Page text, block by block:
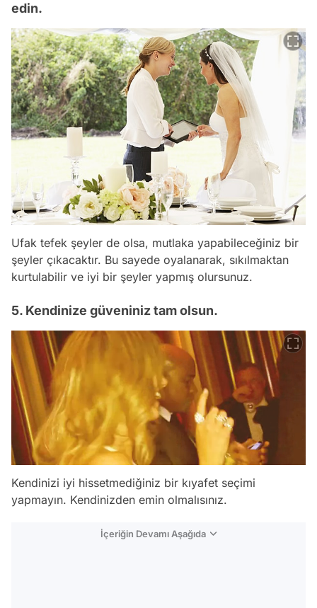
edin.
Ufak tefek şeyler de olsa, mutlaka yapabileceğiniz bir
şeyler çıkacaktır. Bu sayede oyalanarak, sıkılmaktan
kurtulabilir ve iyi bir şeyler yapmış olursunuz.
5. Kendinize güveniniz tam olsun.
Kendinizi iyi hissetmediğiniz bir kıyafet seçimi
yapmayın. Kendinizden emin olmalısınız.
İçeriğin Devamı Aşağıda